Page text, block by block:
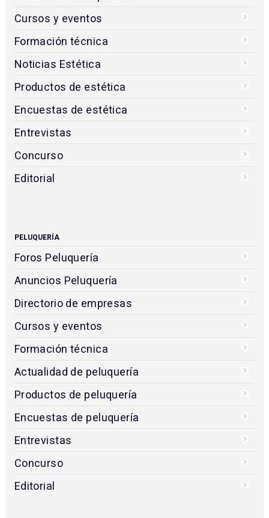
Cursos y eventos
Formación técnica
Noticias Estética
Productos de estética
Encuestas de estética
Entrevistas
Concurso
Editorial
PELUQUERÍA
Foros Peluquería
Anuncios Peluquería
Directorio de empresas
Cursos y eventos
Formación técnica
Actualidad de peluquería
Productos de peluquería
Encuestas de peluquería
Entrevistas
Concurso
Editorial